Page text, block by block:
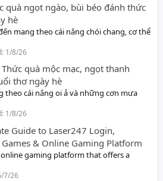
quà ngọt ngào, bùi béo đánh thức
hè
mang theo cái nắng chói chang, cơ thể
1/8/26
quà mộc mạc, ngọt thanh
thơ ngày hè
theo cái nắng oi ả và những cơn mưa
1/8/26
Guide to Laser247 Login,
& Online Gaming Platform
online gaming platform that offers a
7/26